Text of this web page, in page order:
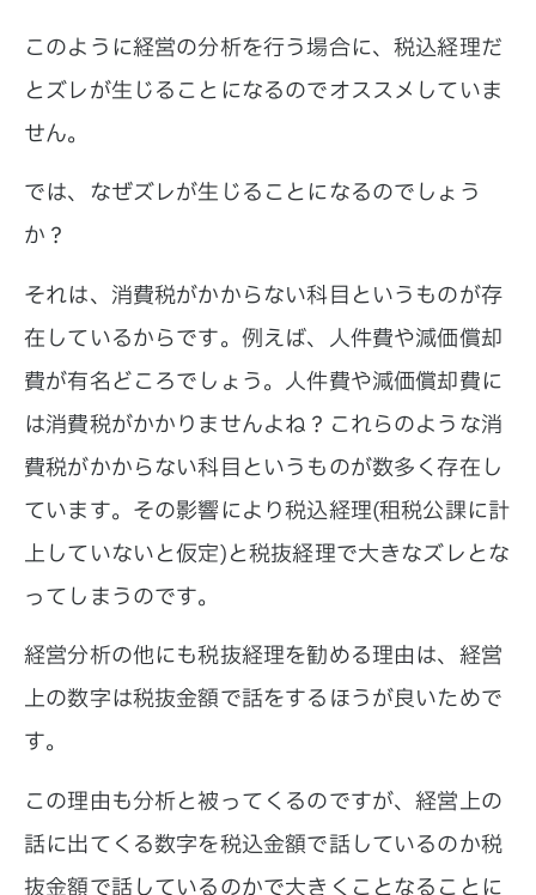
このように経営の分析を行う場合に、税込経理だ
とズレが生じることになるのでオススメしていま
せん。
では、なぜズレが生じることになるのでしょう
か？
それは、消費税がかからない科目というものが存
在しているからです。例えば、人件費や減価償却
費が有名どころでしょう。人件費や減価償却費に
は消費税がかかりませんよね？これらのような消
費税がかからない科目というものが数多く存在し
ています。その影響により税込経理(租税公課に計
上していないと仮定)と税抜経理で大きなズレとな
ってしまうのです。
経営分析の他にも税抜経理を勧める理由は、経営
上の数字は税抜金額で話をするほうが良いためで
す。
この理由も分析と被ってくるのですが、経営上の
話に出てくる数字を税込金額で話しているのか税
抜金額で話しているのかで大きくことなることに